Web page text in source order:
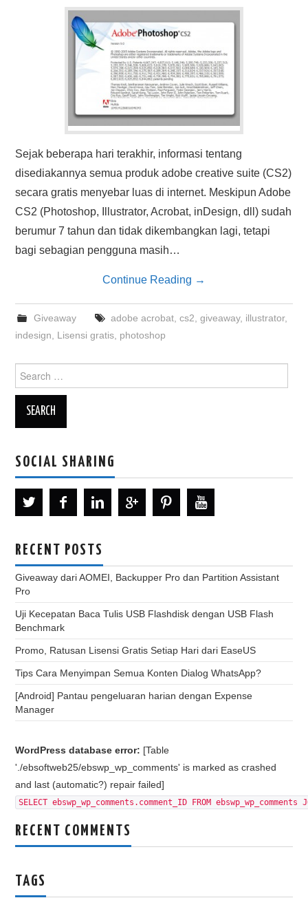
HASIL PENCARIAN
Sejak beberapa hari terakhir, informasi tentang
disediakannya semua produk adobe creative suite (CS2)
secara gratis menyebar luas di internet. Meskipun Adobe
CS2 (Photoshop, Illustrator, Acrobat, inDesign, dll) sudah
berumur 7 tahun dan tidak dikembangkan lagi, tetapi
bagi sebagian pengguna masih…
Continue Reading →
Giveaway adobe acrobat, cs2 giveaway, illustrator,
indesign
Lisensi gratis photoshop
for:
SOCIAL SHARING
RECENT POSTS
Giveaway dari AOMEI, Backupper Pro dan Partition Assistant
Pro
Uji Kecepatan Baca Tulis USB Flashdisk dengan USB Flash
Benchmark
Promo, Ratusan Lisensi Gratis Setiap Hari dari EaseUS
Tips Cara Menyimpan Semua Konten Dialog WhatsApp?
[Android] Pantau pengeluaran harian dengan Expense
Manager
WordPress database error: [Table
'./ebsoftweb25/ebswp_wp_comments' is marked as crashed
and last (automatic?) repair failed]
SELECT ebswp_wp_comments.comment_ID FROM
RECENT COMMENTS
TAGS